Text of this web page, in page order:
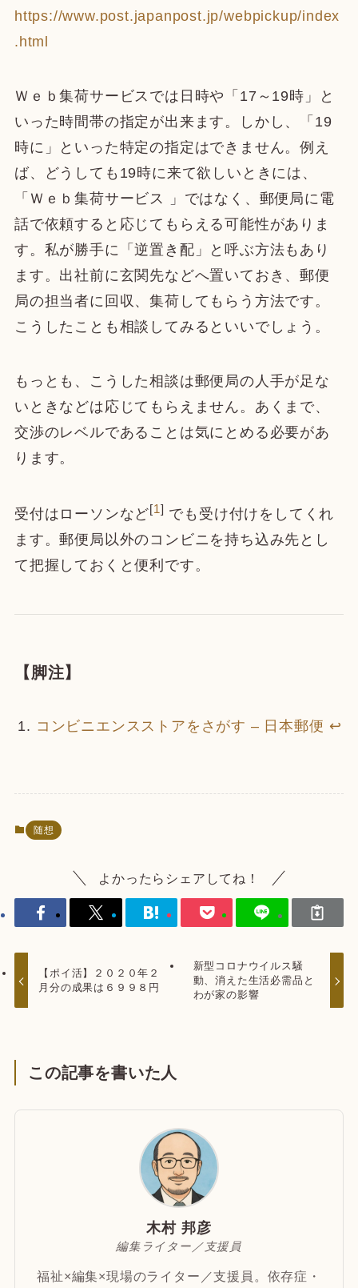
https://www.post.japanpost.jp/webpickup/index
.html
Ｗｅｂ集荷サービスでは日時や「17～19時」と
いった時間帯の指定が出来ます。しかし、「19
時に」といった特定の指定はできません。例え
ば、どうしても19時に来て欲しいときには、
「Ｗｅｂ集荷サービス 」ではなく、郵便局に電
話で依頼すると応じてもらえる可能性がありま
す。私が勝手に「逆置き配」と呼ぶ方法もあり
ます。出社前に玄関先などへ置いておき、郵便
局の担当者に回収、集荷してもらう方法です。
こうしたことも相談してみるといいでしょう。
もっとも、こうした相談は郵便局の人手が足な
いときなどは応じてもらえません。あくまで、
交渉のレベルであることは気にとめる必要があ
ります。
受付はローソンなど[1] でも受け付けをしてくれ
ます。郵便局以外のコンビニを持ち込み先とし
て把握しておくと便利です。
【脚注】
コンビニエンスストアをさがす – 日本郵便 ↩
随想
よかったらシェアしてね！
【ポイ活】２０２０年２
月分の成果は６９９８円
新型コロナウイルス騒
動、消えた生活必需品と
わが家の影響
この記事を書いた人
木村 邦彦
編集ライター／支援員
福祉×編集×現場のライター／支援員。依存症・